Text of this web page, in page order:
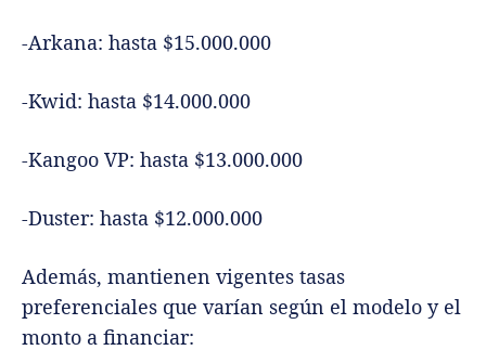
-Arkana: hasta $15.000.000
-Kwid: hasta $14.000.000
-Kangoo VP: hasta $13.000.000
-Duster: hasta $12.000.000
Además, mantienen vigentes tasas
preferenciales que varían según el modelo y el
monto a financiar: